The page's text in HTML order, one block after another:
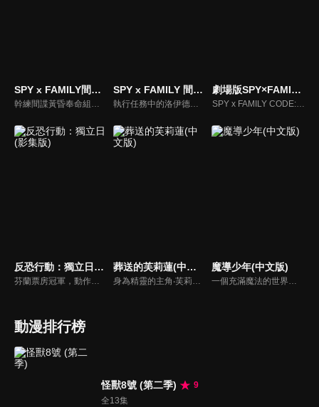
SPY x FAMILY間諜家家酒 Season 3
幹練間諜黃昏奉命組成「家庭」，以便潛入名校。然而他所找到的女兒是會讀心的超能力者，妻子則是暗殺者？互相隱瞞真實身份的臨時家庭，挺身對抗考試與世界危機的痛快家庭喜劇就此展開。
SPY x FAMILY 間諜家家酒 CODE: White
執行任務中的洛伊德，忽然接收到了「行動代號『梟』」換人的通知。另一方面，安妮亞就讀的伊甸學院即將舉行料理實習課程，傳聞在課程中優勝者將可以得到一顆星星。為了想要繼續執行行動代號『梟』，洛伊德需要有可以跟 WISE 交涉的籌碼。
劇場版SPY×FAMILY 間諜家家酒 CODE: White(國)
SPY x FAMILY CODE: White
反恐行動：獨立日(影集版) 葬送的芙莉蓮(中文版) 魔導少年(中文版)
動漫排行榜
怪獸8號 (第二季)
9
全13集